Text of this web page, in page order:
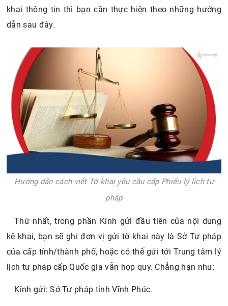
khai thông tin thì bạn cần thực hiện theo những hướng
dẫn sau đây.
Hướng dẫn cách viết Tờ khai yêu cầu cấp Phiếu lý lịch tư
pháp
Thứ nhất, trong phần Kính gửi đầu tiên của nội dung
kê khai, bạn sẽ ghi đơn vị gửi tờ khai này là Sở Tư pháp
của cấp tỉnh/thành phố, hoặc có thể gửi tới Trung tâm lý
lịch tư pháp cấp Quốc gia vẫn hợp quy. Chẳng hạn như:
Kính gửi: Sở Tư pháp tỉnh Vĩnh Phúc.